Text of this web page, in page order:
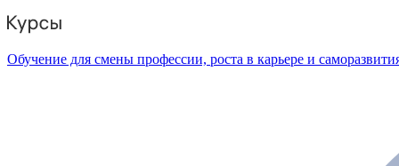
Обучение для смены профессии, роста в карьере и